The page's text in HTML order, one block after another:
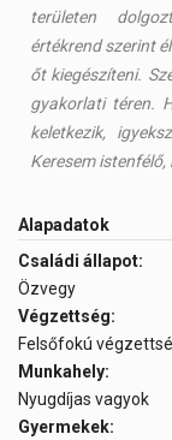
területen
értékrend szerint
őt kiegészíteni.
gyakorlati téren.
keletkezik,
Keresem
Alapadatok
Családi állapot:
Özvegy
Végzettség:
Felsőfokú
Munkahely:
Nyugdíjas vagyok
Gyermekek: